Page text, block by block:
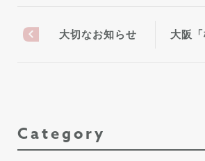
大切なお知らせ 大阪
Category